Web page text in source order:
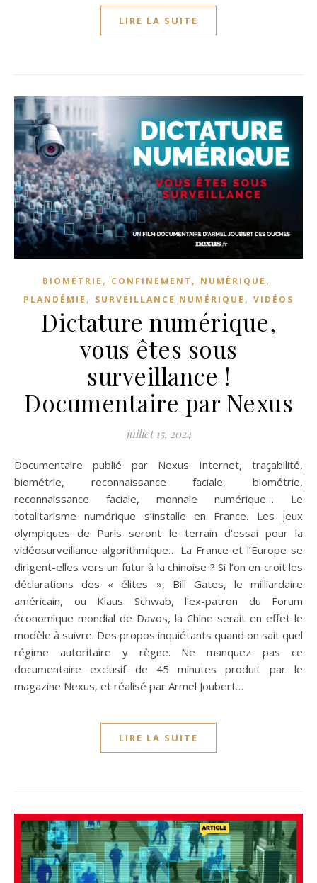
LIRE LA SUITE
BIOMÉTRIE , CONFINEMENT , NUMÉRIQUE ,
PLANDÉMIE , SURVEILLANCE NUMÉRIQUE , VIDÉOS
Dictature numérique,
vous êtes sous
surveillance !
Documentaire par Nexus
juillet 15, 2024
Documentaire publié par Nexus Internet, traçabilité,
biométrie, reconnaissance faciale, biométrie,
reconnaissance faciale, monnaie numérique… Le
totalitarisme numérique s’installe en France. Les Jeux
olympiques de Paris seront le terrain d’essai pour la
vidéosurveillance algorithmique… La France et l’Europe se
dirigent-elles vers un futur à la chinoise ? Si l’on en croit les
déclarations des « élites », Bill Gates, le milliardaire
américain, ou Klaus Schwab, l’ex-patron du Forum
économique mondial de Davos, la Chine serait en effet le
modèle à suivre. Des propos inquiétants quand on sait quel
régime autoritaire y règne. Ne manquez pas ce
documentaire exclusif de 45 minutes produit par le
magazine Nexus, et réalisé par Armel Joubert…
LIRE LA SUITE